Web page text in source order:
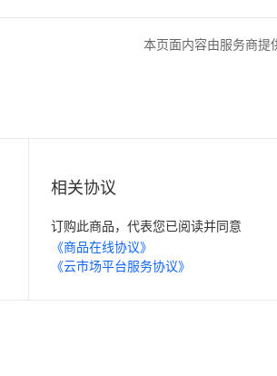
本页面内容由服务商提
相关协议
订购此商品，代表您已阅读并同意
《商品在线协议》
《云市场平台服务协议》